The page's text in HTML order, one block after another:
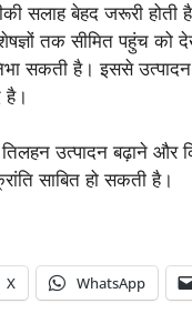
सलाह बेहद जरूरी होती
तक सीमित पहुंच
सकती है। इससे
है।
उत्पादन बढ़ाने और
साबित हो सकती है।
X WhatsApp